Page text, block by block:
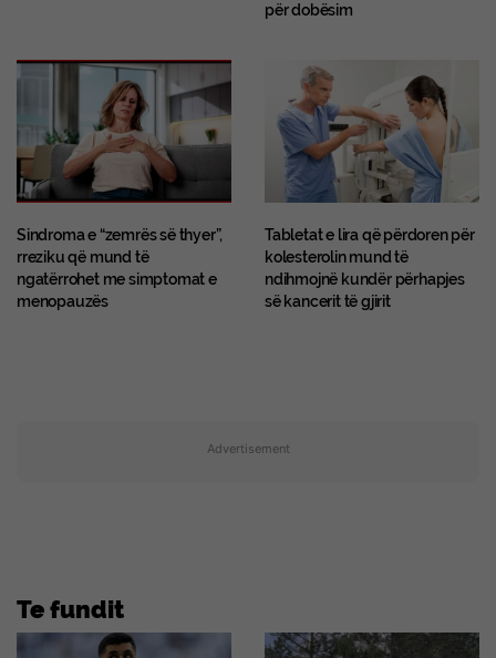
për dobësim
Sindroma e “zemrës së thyer”,
rreziku që mund të
ngatërrohet me simptomat e
menopauzës
Tabletat e lira që përdoren për
kolesterolin mund të
ndihmojnë kundër përhapjes
së kancerit të gjirit
Advertisement
Te fundit